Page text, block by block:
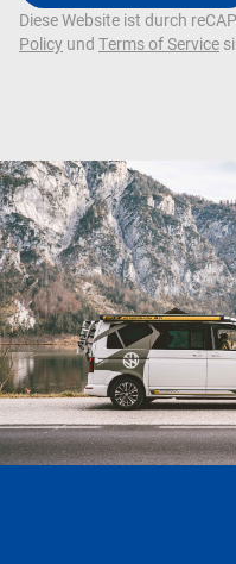
Diese Website ist durch
Policy und Terms of Service